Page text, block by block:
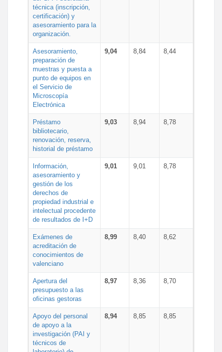
técnica (inscripción,
certificación) y
asesoramiento para la
organización.
Asesoramiento,
preparación de
muestras y puesta a
punto de equipos en
el Servicio de
Microscopía
Electrónica
9,04 8,84 8,44
Préstamo
bibliotecario,
renovación, reserva,
historial de préstamo
9,03 8,94 8,78
Información,
asesoramiento y
gestión de los
derechos de
propiedad industrial e
intelectual procedente
de resultados de I+D
9,01 9,01 8,78
Exámenes de
acreditación de
conocimientos de
valenciano
8,99 8,40 8,62
Apertura del
presupuesto a las
oficinas gestoras
8,97 8,36 8,70
Apoyo del personal
de apoyo a la
investigación (PAI y
técnicos de
8,94 8,85 8,85